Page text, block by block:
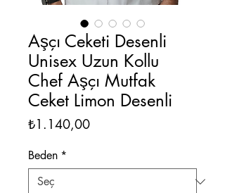
Aşçı Ceketi Desenli
Unisex Uzun Kollu
Chef Aşçı Mutfak
Ceket Limon Desenli
₺1.140,00Fiyat
Beden *